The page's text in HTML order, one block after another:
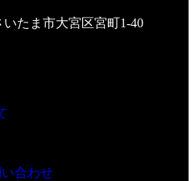
たま市大宮区宮町1-40
合わせ